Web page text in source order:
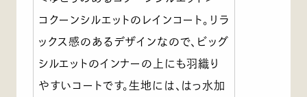
コクーンシルエットのレインコート。リラ
ックス感のあるデザインなので、ビッグ
シルエットのインナーの上にも羽織り
やすいコートです。生地には、はっ水加